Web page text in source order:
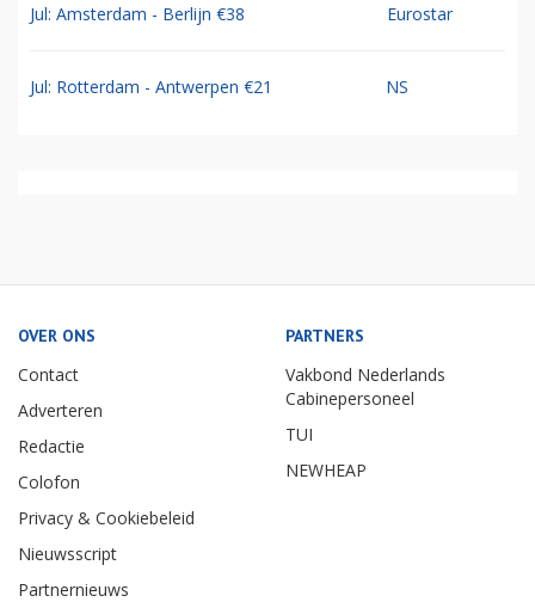
Jul: Amsterdam - Berlijn €38 Eurostar
Jul: Rotterdam - Antwerpen €21 NS
OVER ONS
Contact
Adverteren
Redactie
Colofon
Privacy & Cookiebeleid
Nieuwsscript
Partnernieuws
PARTNERS
Vakbond Nederlands
Cabinepersoneel
TUI
NEWHEAP